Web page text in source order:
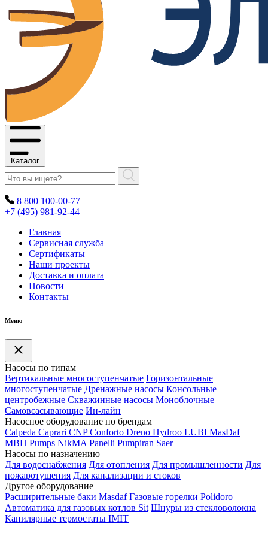
Каталог
8 800 100-00-77
+7 (495) 981-92-44
Главная
Сервисная служба
Сертификаты
Наши проекты
Доставка и оплата
Новости
Контакты
Меню
Насосы по типам
Вертикальные многоступенчатые Горизонтальные
многоступенчатые Дренажные насосы Консольные
центробежные Скважинные насосы Моноблочные
Самовсасывающие Ин-лайн
Насосное оборудование по брендам
Calpeda Caprari CNP Conforto Dreno Hydroo LUBI MasDaf
MBH Pumps NikMA Panelli Pumpiran Saer
Насосы по назначению
Для водоснабжения Для отопления Для промышленности Для
пожаротушения Для канализации и стоков
Другое оборудование
Расширительные баки Masdaf Газовые горелки Polidoro
Автоматика для газовых котлов Sit Шнуры из стекловолокна
Капилярные термостаты IMIT